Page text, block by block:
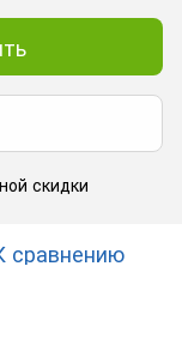
скидки
сравнению